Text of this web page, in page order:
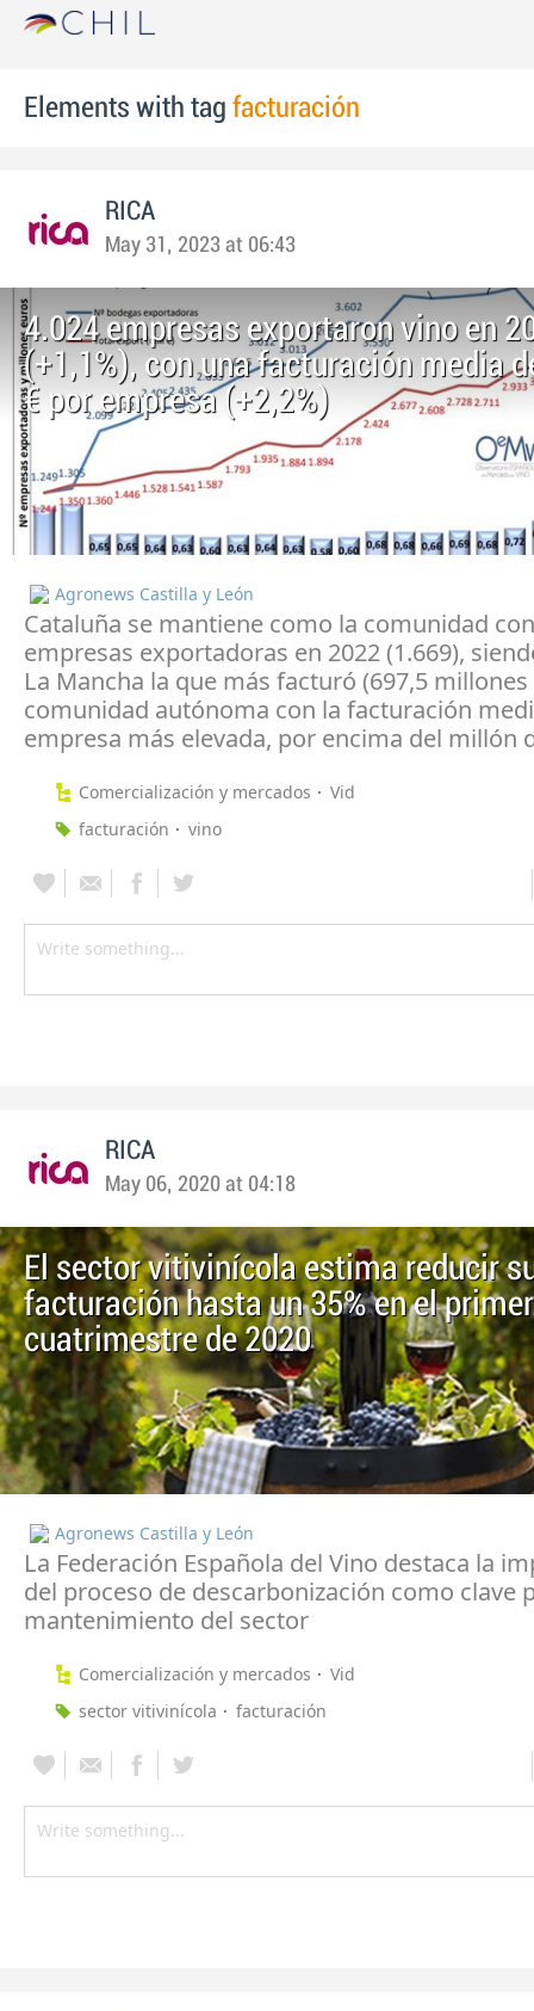
Elements with tag facturación
RICA
May 31, 2023 at 06:43
4.024 empresas exportaron vino en
(+1,1%), con una facturación media
€ por empresa (+2,2%)
Agronews Castilla y León
Cataluña se mantiene como la comunidad
empresas exportadoras en 2022 (1.669),
La Mancha la que más facturó (697,5 millones
comunidad autónoma con la facturación
empresa más elevada, por encima del millón
Comercialización y mercados
Vid
facturación
vino
RICA
May 06, 2020 at 04:18
El sector vitivinícola estima reducir
facturación hasta un 35% en el primer
cuatrimestre de 2020
Agronews Castilla y León
La Federación Española del Vino destaca la
del proceso de descarbonización como clave
mantenimiento del sector
Comercialización y mercados
Vid
sector vitivinícola
facturación